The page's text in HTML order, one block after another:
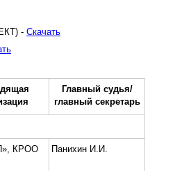
- Скачать
Главный судья/
главный секретарь
КРОО
Панихин И.И.